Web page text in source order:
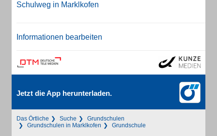
Schulweg in Marklkofen
Informationen bearbeiten
Jetzt die App herunterladen.
Das Örtliche Suche
Grundschulen
Grundschulen in Marklkofen
Grundschule